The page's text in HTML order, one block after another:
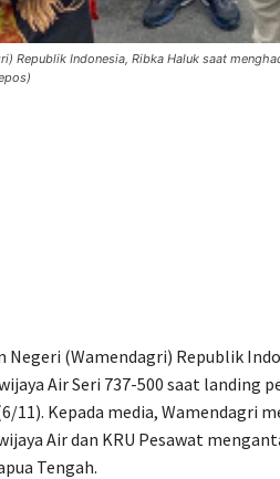
Republik Indonesia, Ribka Haluk saat
Negeri (Wamendagri) Republik
Air Seri 737-500 saat landing
11). Kepada media, Wamendagri
Air dan KRU Pesawat
Tengah.